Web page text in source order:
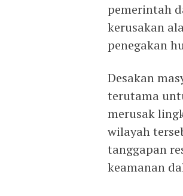
pemerintah
kerusakan
penegakan
Desakan
terutama
merusak
wilayah
tanggapan
keamanan